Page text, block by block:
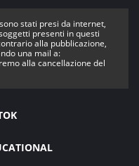
stati presi da internet,
presenti in questi
alla pubblicazione,
una mail a:
alla cancellazione del